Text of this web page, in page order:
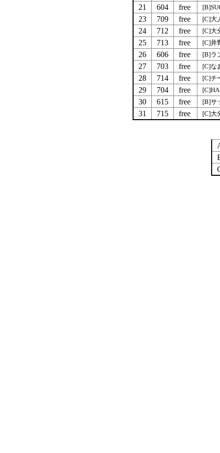
21 604 free
23 709 free [C]大
24 712 free [C]大
25 713 free [C]井
26 606 free [B]ラ
27 703 free [C]な
28 714 free [C]チ
29 704 free
30 615 free [B]サ
31 715 free [C]大